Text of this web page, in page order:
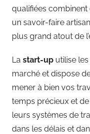
qualifiées
un savoir-faire
plus grand atout de
La start-up utilise
marché et dispose
mener à bien vos
temps précieux et de
leurs systèmes de
dans les délais et